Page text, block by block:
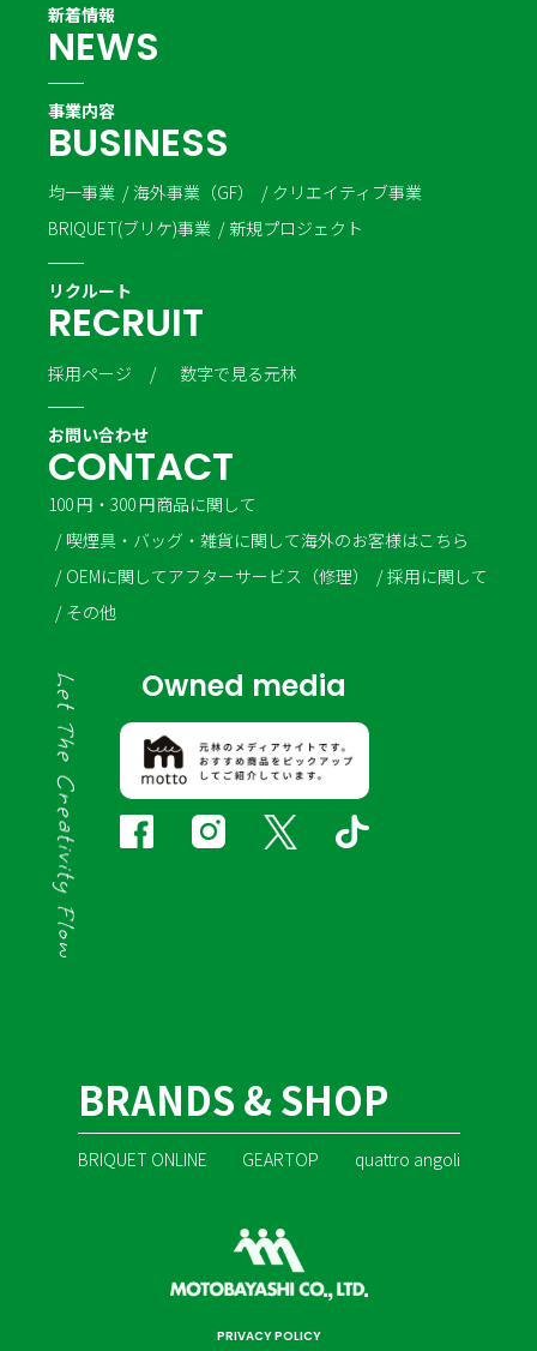
新着情報
NEWS
事業内容
BUSINESS
均一事業 海外事業（GF）
クリエイティブ事業
BRIQUET(ブリケ)事業
新規プロジェクト
リクルート
RECRUIT
採用ページ 数字で見る元林
お問い合わせ
CONTACT
100 円・300 円商品に関して
喫煙具・バッグ・雑貨に関して海外のお客様はこちら
OEMに関してアフターサービス（修理）
採用に関して
その他
Owned media
BRANDS & SHOP
BRIQUET ONLINE GEARTOP quattro angoli
PRIVACY POLICY